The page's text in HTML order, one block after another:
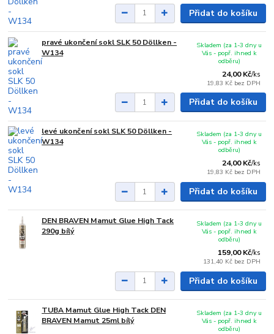
Přidat do košíku
pravé ukončení sokl SLK 50 Döllken -
W134
24,00 Kč/ks
19,83 Kč bez DPH
Skladem (za 1-3 dny u
Vás - popř. ihned k
odběru)
Přidat do košíku
levé ukončení sokl SLK 50 Döllken -
W134
24,00 Kč/ks
19,83 Kč bez DPH
Skladem (za 1-3 dny u
Vás - popř. ihned k
odběru)
Přidat do košíku
DEN BRAVEN Mamut Glue High Tack
290g bílý
159,00 Kč/ks
131,40 Kč bez DPH
Skladem (za 1-3 dny u
Vás - popř. ihned k
odběru)
Přidat do košíku
TUBA Mamut Glue High Tack DEN
BRAVEN Mamut 25ml bílý
Skladem (za 1-3 dny u
Vás - popř. ihned k
odběru)